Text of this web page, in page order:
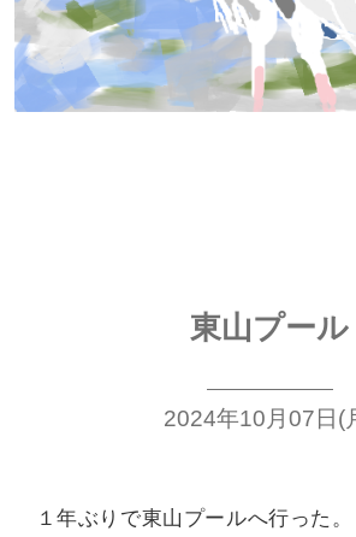
東山プール
2024年10月07日(
１年ぶりで東山プールへ行った。